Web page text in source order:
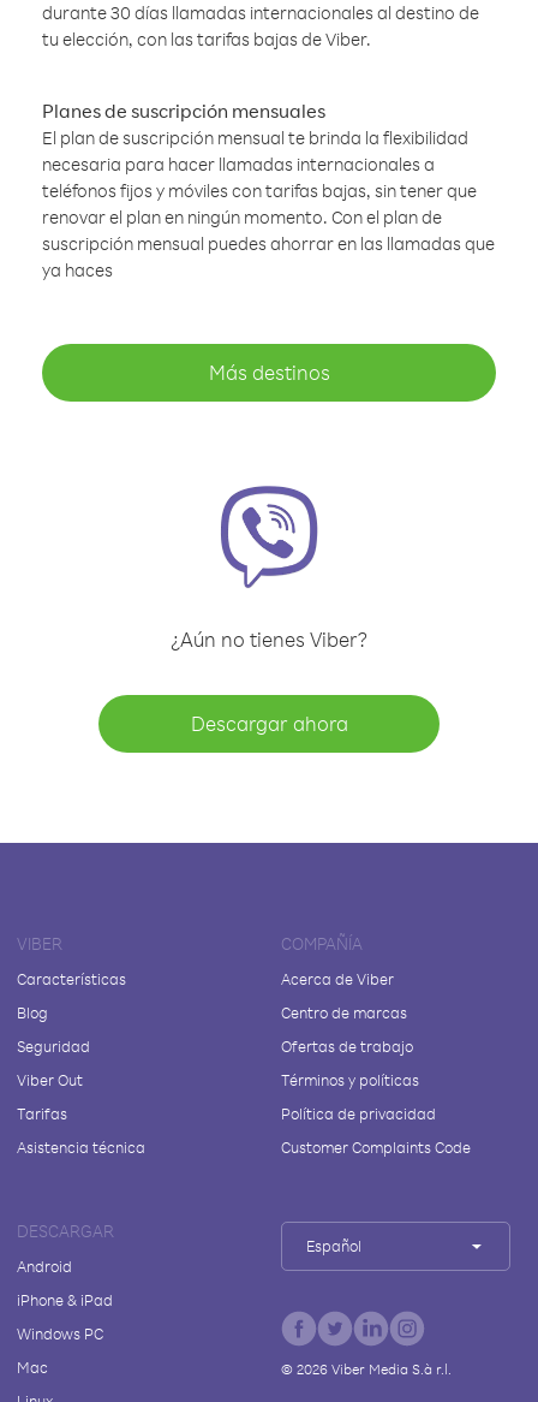
durante 30 días llamadas internacionales al destino de
tu elección, con las tarifas bajas de Viber.
Planes de suscripción mensuales
El plan de suscripción mensual te brinda la flexibilidad
necesaria para hacer llamadas internacionales a
teléfonos fijos y móviles con tarifas bajas, sin tener que
renovar el plan en ningún momento. Con el plan de
suscripción mensual puedes ahorrar en las llamadas que
ya haces
Más destinos
¿Aún no tienes Viber?
Descargar ahora
VIBER
Características
Blog
Seguridad
Viber Out
Tarifas
Asistencia técnica
COMPAÑÍA
Acerca de Viber
Centro de marcas
Ofertas de trabajo
Términos y políticas
Política de privacidad
Customer Complaints Code
DESCARGAR
Android
iPhone & iPad
Windows PC
Mac
Español
© 2026Viber Media S.à r.l.